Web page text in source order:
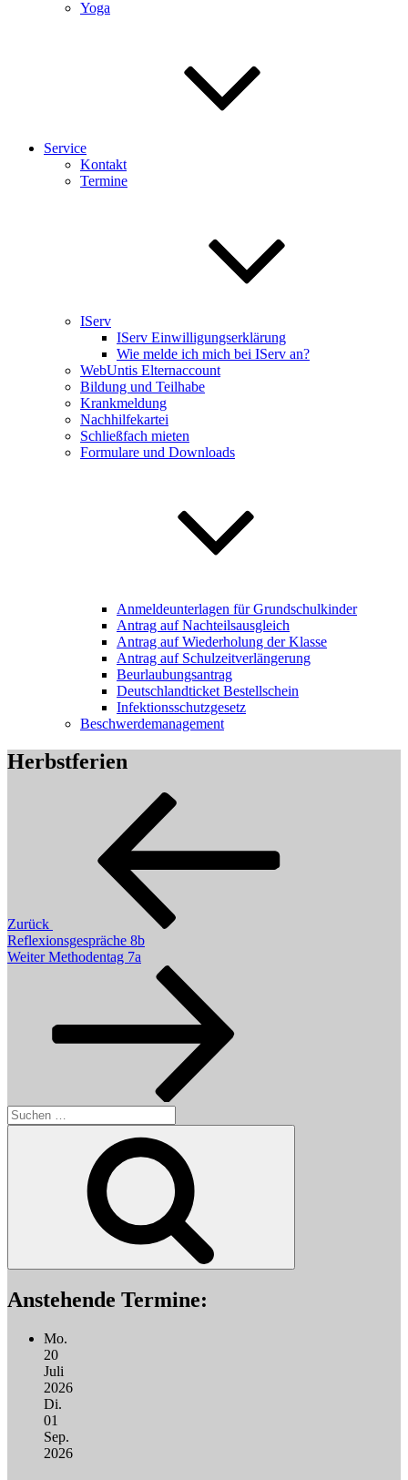
Yoga
Service
Kontakt
Termine
IServ
IServ Einwilligungserklärung
Wie melde ich mich bei IServ an?
WebUntis Elternaccount
Bildung und Teilhabe
Krankmeldung
Nachhilfekartei
Schließfach mieten
Formulare und Downloads
Anmeldeunterlagen für Grundschulkinder
Antrag auf Nachteilsausgleich
Antrag auf Wiederholung der Klasse
Antrag auf Schulzeitverlängerung
Beurlaubungsantrag
Deutschlandticket Bestellschein
Infektionsschutzgesetz
Beschwerdemanagement
Herbstferien
Beitragsnavigation
Zurück
Reflexionsgespräche 8b
Nächster
Weiter Methodentag 7a
Suchen
nach:
Anstehende Termine:
Mo.
20
Juli
2026
Di.
01
Sep.
2026